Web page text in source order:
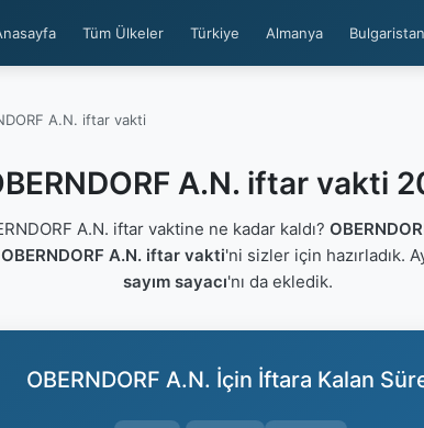
Tüm Ülkeler Türkiye Almanya Bulgaristan
A.N. iftar vakti
A.N. iftar vakti
A.N. iftar vaktine ne kadar kaldı?
OBERNDORF A.N. iftar vakti'ni sizler için hazırladık.
sayım sayacı'nı da ekledik.
OBERNDORF A.N. İçin İftara Kalan